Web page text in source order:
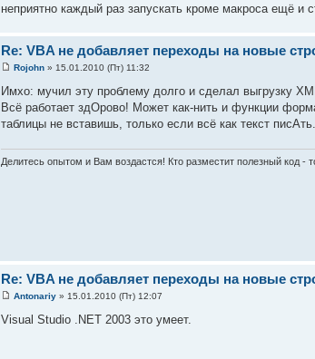
неприятно каждый раз запускать кроме макроса ещё и
Re: VBA не добавляет переходы на новые
Rojohn» 15.01.2010 (Пт) 11:32
Имхо: мучил эту проблему долго и сделал выгрузку
Всё работает здОрово! Может как-нить и функции
таблицы не вставишь, только если всё как текст
Делитесь опытом и Вам воздастся! Кто разместит полезный код -
Re: VBA не добавляет переходы на новые
Antonariy» 15.01.2010 (Пт) 12:07
Visual Studio .NET 2003 это умеет.